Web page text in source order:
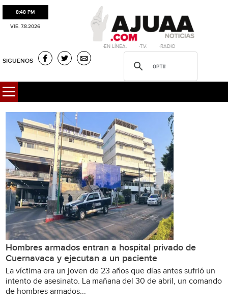
8:48 PM
VIE. 7.8.2026
·EN LÍNEA. ·T.V. ·RADIO
SIGUENOS
Hombres armados entran a hospital privado de
Cuernavaca y ejecutan a un paciente
La víctima era un joven de 23 años que días antes sufrió un
intento de asesinato. La mañana del 30 de abril, un comando
de hombres armados...